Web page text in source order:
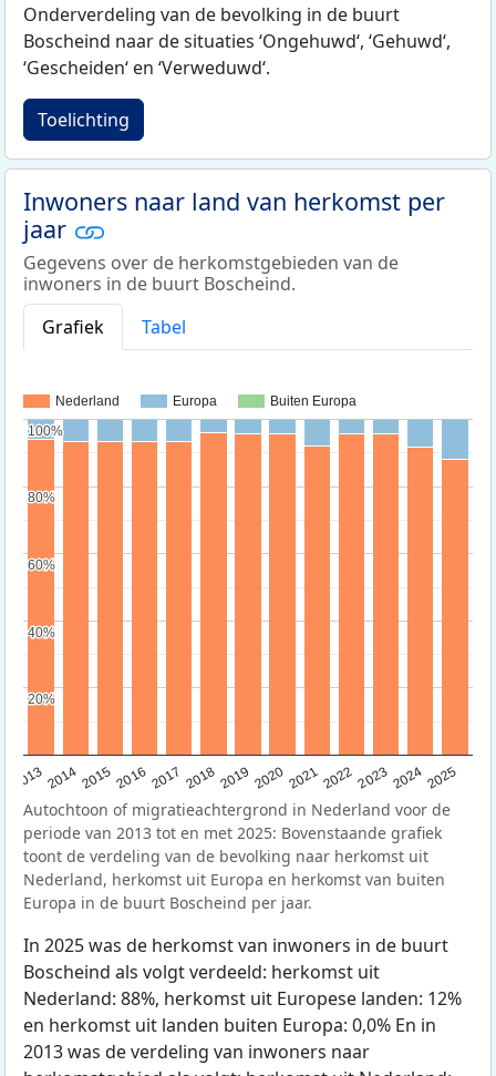
Onderverdeling van de bevolking in de buurt
Boscheind naar de situaties ‘Ongehuwd‘, ‘Gehuwd‘,
‘Gescheiden‘ en ‘Verweduwd‘.
Toelichting
Inwoners naar land van herkomst per
jaar
Gegevens over de herkomstgebieden van de
inwoners in de buurt Boscheind.
Grafiek
Tabel
Nederland Europa Buiten Europa
20132014201520162017 20182019 202020212022202320242025
20%
20%
40%
40%
60%
60%
80%
80%
100%
100%
Autochtoon of migratieachtergrond in Nederland voor de
periode van 2013 tot en met 2025: Bovenstaande grafiek
toont de verdeling van de bevolking naar herkomst uit
Nederland, herkomst uit Europa en herkomst van buiten
Europa in de buurt Boscheind per jaar.
In 2025 was de herkomst van inwoners in de buurt
Boscheind als volgt verdeeld: herkomst uit
Nederland: 88%, herkomst uit Europese landen: 12%
en herkomst uit landen buiten Europa: 0,0% En in
2013 was de verdeling van inwoners naar